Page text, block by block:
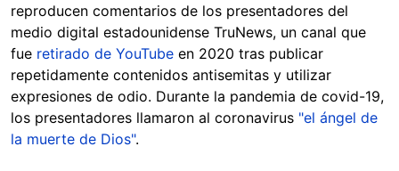
reproducen comentarios de los presentadores del
medio digital estadounidense TruNews, un canal que
fue retirado de YouTube en 2020 tras publicar
repetidamente contenidos antisemitas y utilizar
expresiones de odio. Durante la pandemia de covid-19,
los presentadores llamaron al coronavirus "el ángel de
la muerte de Dios".